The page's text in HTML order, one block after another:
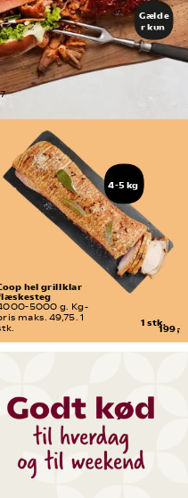
1 stk.
199,-
hel grillklar
5000 g. Kg-
maks. 49,75. 1
delikates
se-
afdeling
4-5 kg
Gælde
r kun
freda
g d.
7/8